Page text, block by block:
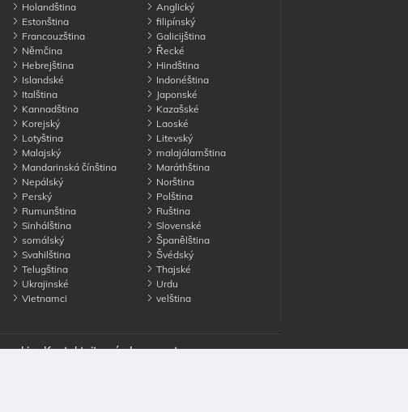
Holandština
Anglický
Estonština
filipínský
Francouzština
Galicijština
Němčina
Řecké
Hebrejština
Hindština
Islandské
Indonéština
Italština
Japonské
Kannadština
Kazašské
Korejský
Laoské
Lotyština
Litevský
Malajský
malajálamština
Mandarinská čínština
Maráthština
Nepálský
Norština
Perský
Polština
Rumunština
Ruština
Sinhálština
Slovenské
somálský
Španělština
Svahilština
Švédský
Telugština
Thajské
Ukrajinské
Urdu
Vietnamci
velština
Kontaktujte nás Inzerovat